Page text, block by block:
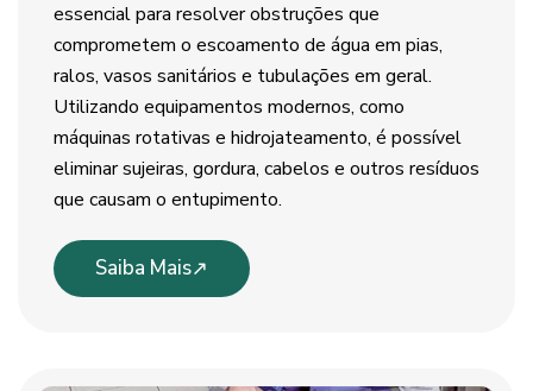
essencial para resolver obstruções que
comprometem o escoamento de água em pias,
ralos, vasos sanitários e tubulações em geral.
Utilizando equipamentos modernos, como
máquinas rotativas e hidrojateamento, é possível
eliminar sujeiras, gordura, cabelos e outros resíduos
que causam o entupimento.
Saiba Mais